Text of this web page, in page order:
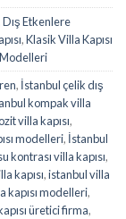
Dış Etkenlere
,Klasik Villa Kapısı
Modelleri
, İstanbul çelik dış
kompak villa
villa kapısı,
modelleri, İstanbul
kontrası villa kapısı,
kapısı,istanbul villa
kapısı modelleri,
üretici firma,